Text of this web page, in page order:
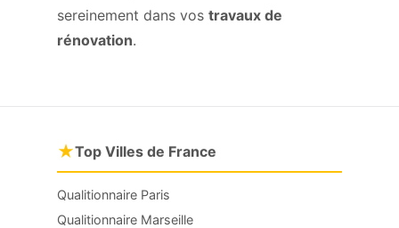
sereinement dans vos travaux de
rénovation.
★Top Villes de France
Qualitionnaire Paris
Qualitionnaire Marseille